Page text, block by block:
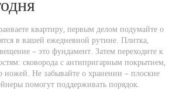
квартиру, первым делом подумайте о
в вашей ежедневной рутине. Плитка,
– это фундамент. Затем переходите к
сковорода с антипригарным покрытием,
ножей. Не забывайте о хранении – плоские
помогут поддерживать порядок.